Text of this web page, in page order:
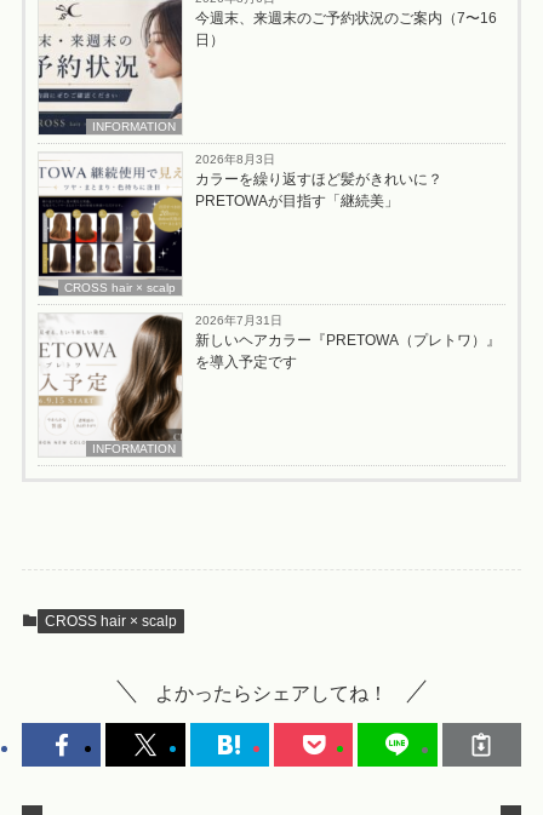
INFORMATION
今週末、来週末のご予約状況のご案内（7〜16
日）
CROSS hair × scalp
2026年8月3日
カラーを繰り返すほど髪がきれいに？
PRETOWAが目指す「継続美」
INFORMATION
2026年7月31日
新しいヘアカラー『PRETOWA（プレトワ）』
を導入予定です
CROSS hair × scalp
よかったらシェアしてね！